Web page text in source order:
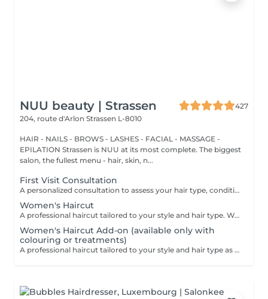
NUU beauty | Strassen
427
204, route d'Arlon Strassen L-8010
HAIR - NAILS - BROWS - LASHES - FACIAL - MASSAGE -
EPILATION Strassen is NUU at its most complete. The biggest
salon, the fullest menu - hair, skin, n...
First Visit Consultation
A personalized consultation to assess your hair type, condition, and goals helping us recommend the perfect treatments, color, or cut to suit your style and lifestyle.
Women's Haircut
A professional haircut tailored to your style and hair type. We begin with a short consultation to discuss your expectations, followed by a gentle wash while you relax lying comfortably in our Maletti chair, a precise cut, and a smooth blow-dry. We use Dyson Pro tools that protect your hair from excessive heat and deliver a sleek, polished finish. LaBiosthétique care and styling products provide holistic care for hair and scalp, combining scientific research with carefully selected natural ingredients. All brushes are sanitised with Sibel equipment, which effectively removes hair, product buildup, and impurities while reducing bacteria on the brush surface to maintain high hygiene standards for every client. For a more defined final look, styling can be added as an add-on. Simple, Moderate, Complex This grading reflects your hair's individual characteristics, such as texture, density, and length and is assessed by your hairdresser at the start of your visit. Not sure which to choose? We recommend booking Complex. The price will be adjusted after your consultation. Note: This is not related to the difficulty of haircuts or timing.
Women's Haircut Add-on (available only with
colouring or treatments)
A professional haircut tailored to your style and hair type as an add-on to colouring or treatments. We begin with a short consultation to discuss your expectations, followed by a gentle wash while you relax lying comfortably in our Maletti chair, a precise cut, and a smooth blow-dry. We use Dyson Pro tools that protect your hair from excessive heat and deliver a sleek, polished finish. LaBiosthétique care and styling products provide holistic care for hair and scalp, combining scientific research with carefully selected natural ingredients. All brushes are sanitised with Sibel equipment, which effectively removes hair, product buildup, and impurities while reducing bacteria on the brush surface to maintain high hygiene standards for every client. For a more defined final look, styling can be added as an add-on. Simple, Moderate, Complex This grading reflects your hair's individual characteristics, such as texture, density, and length and is assessed by your hairdresser at the start of your visit. Not sure which to choose? We recommend booking Complex. The price will be adjusted after your consultation. Note: This is not related to the difficulty of haircuts or timing.